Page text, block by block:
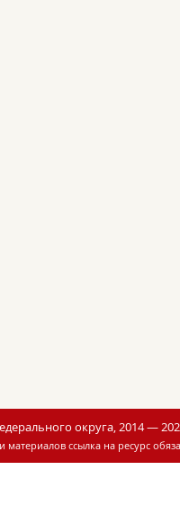
округа, 2014 —
ссылка на ресурс